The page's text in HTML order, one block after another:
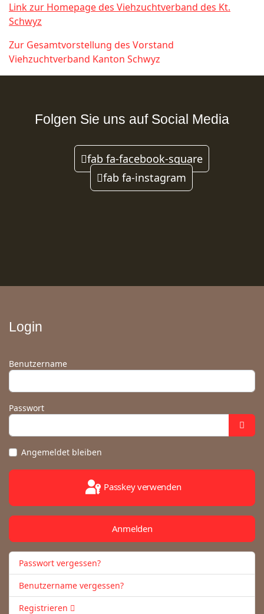
Link zur Homepage des Viehzuchtverband des Kt.
Schwyz
Zur Gesamtvorstellung des Vorstand
Viehzuchtverband Kanton Schwyz
Folgen Sie uns auf Social Media
fab fa-facebook-square
fab fa-instagram
Login
Benutzername
Passwort
Angemeldet bleiben
Passkey verwenden
Anmelden
Passwort vergessen?
Benutzername vergessen?
Registrieren